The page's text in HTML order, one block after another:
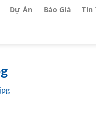
Dự Án Báo Giá Tin